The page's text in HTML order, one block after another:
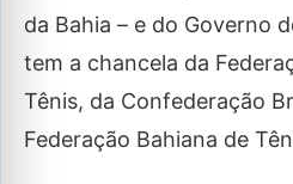
da Bahia – e do Governo
tem a chancela da
Tênis, da Confederação
Federação Bahiana de